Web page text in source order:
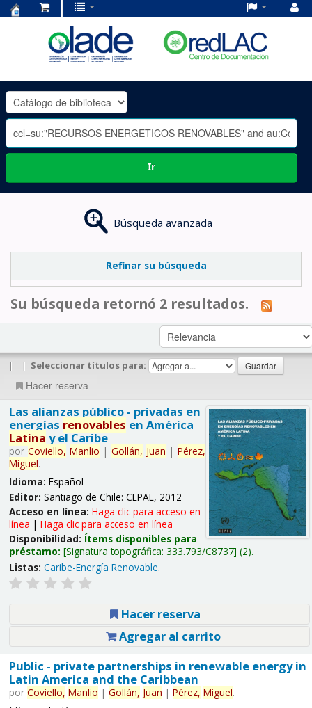
OLADE
-
Ir
Búsqueda avanzada
Refinar su búsqueda
Su búsqueda retornó 2 resultados.
| | Seleccionar títulos para:
Hacer reserva
Las alianzas público - privadas en
energías renovables en América
Latina y el Caribe
por Coviello, Manlio | Gollán, Juan | Pérez,
Miguel.
Idioma: Español
Editor: Santiago de Chile: CEPAL, 2012
Acceso en línea: Haga clic para acceso en
línea | Haga clic para acceso en línea
Disponibilidad: Ítems disponibles para
préstamo: Signatura topográfica: 333.793/C8737 (2).
Listas: Caribe-Energía Renovable.
Hacer reserva
Agregar al carrito
Public - private partnerships in renewable energy in
Latin America and the Caribbean
por Coviello, Manlio | Gollán, Juan | Pérez, Miguel.